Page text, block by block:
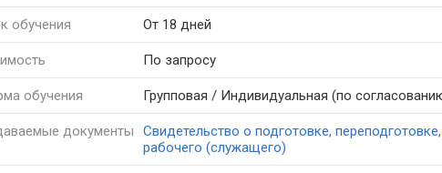
обучения От 18 дней
По запросу
обучения Групповая / Индивидуальная (по
документы
Свидетельство о подготовке,
рабочего (служащего)